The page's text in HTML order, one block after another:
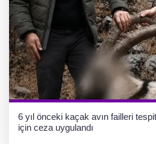
6 yıl önceki kaçak avın failleri
için ceza uygulandı